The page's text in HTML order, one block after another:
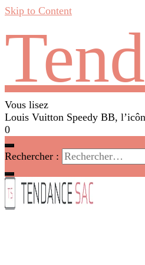
Skip to Content
Vous lisez
Louis Vuitton Speedy BB,
0
Rechercher :